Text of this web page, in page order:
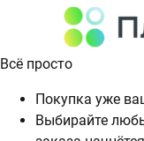
Всё просто
Покупка уже
Выбирайте